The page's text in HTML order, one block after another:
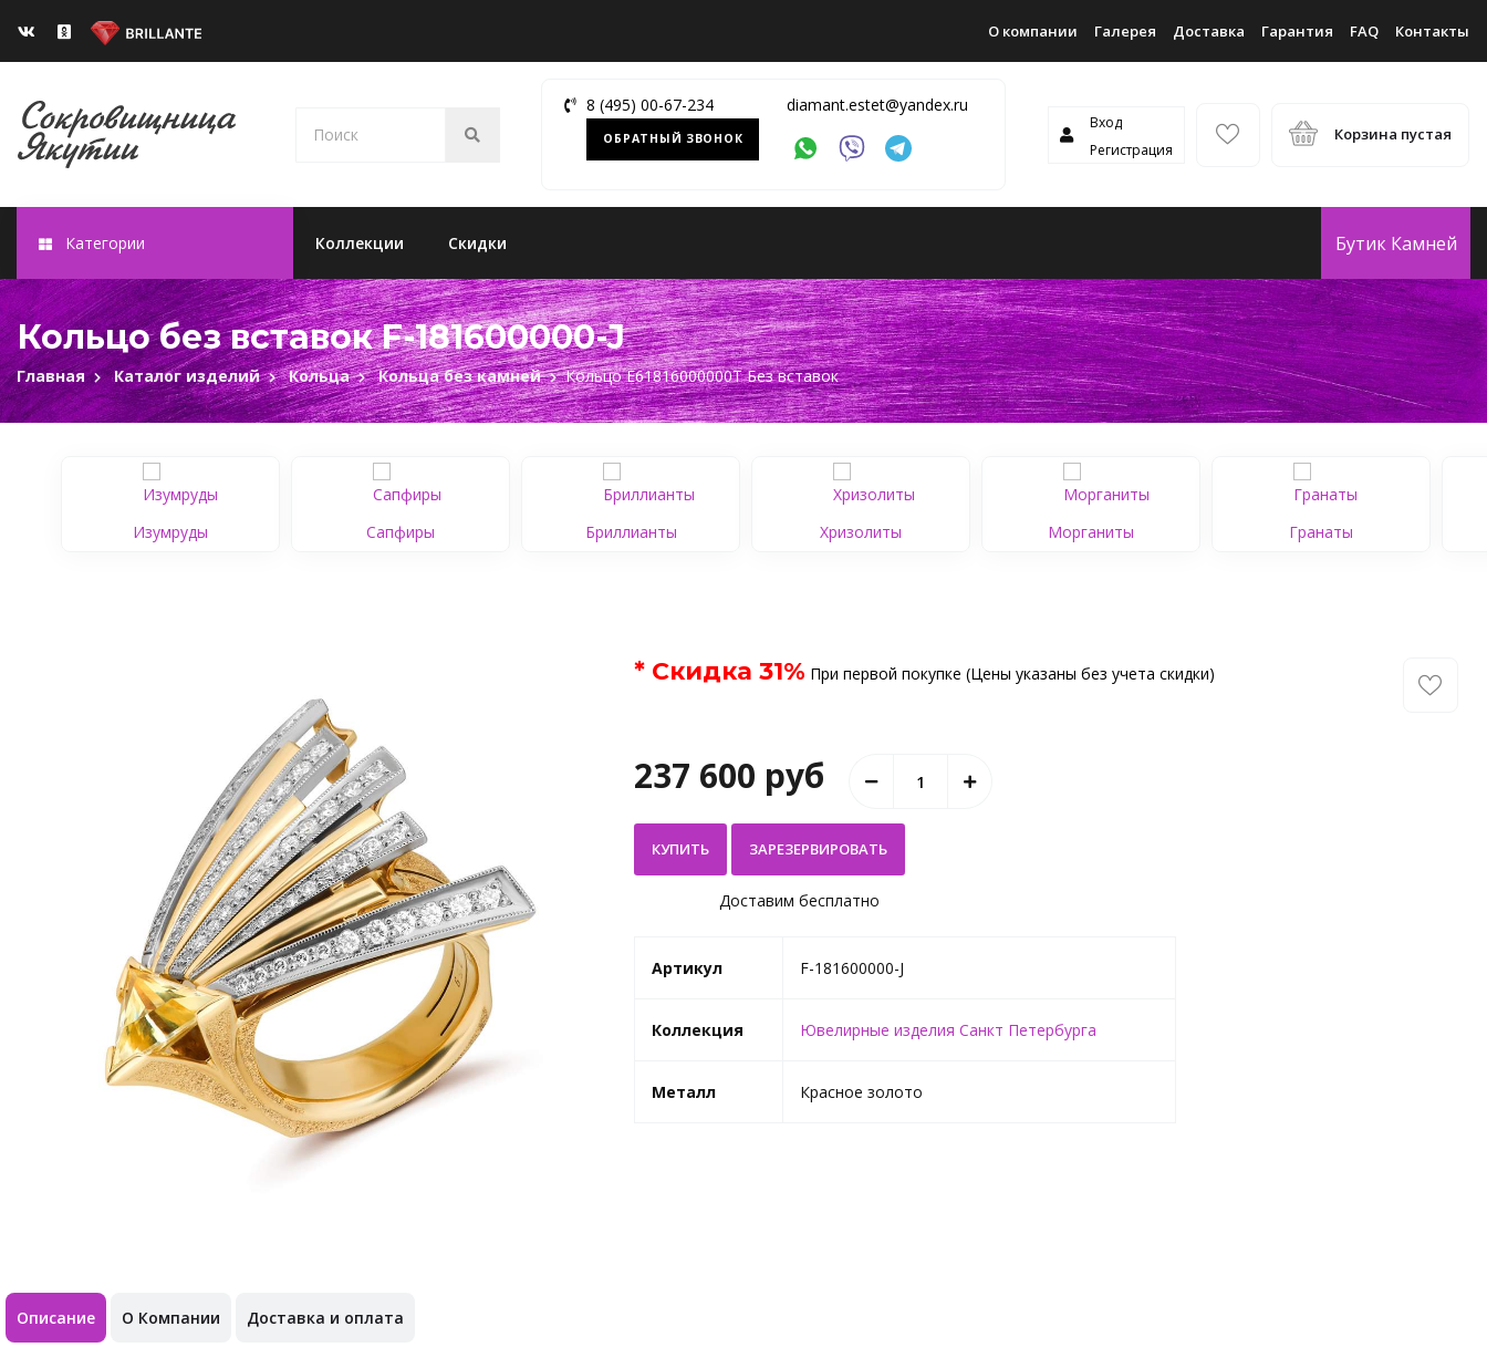
О компании Галерея Доставка Гарантия FAQ Контакты
8 (495) 00-67-234
ОБРАТНЫЙ ЗВОНОК
diamant.estet@yandex.ru
Вход
Регистрация
Корзина пустая
Категории Коллекции Скидки Бутик Камней
Кольцо без вставок F-181600000-J
Главная Каталог изделий Кольца Кольца без камней Кольцо Е61816000000Т Без вставок
Изумруды Сапфиры Бриллианты Хризолиты Морганиты Гранаты
* Скидка 31% При первой покупке (Цены указаны без учета скидки)
237 600 руб
КУПИТЬ
Доставим бесплатно
Артикул F-181600000-J
Коллекция Ювелирные изделия Санкт Петербурга
Металл Красное золото
Описание О Компании Доставка и оплата